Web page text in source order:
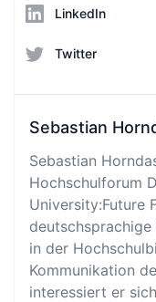
LinkedIn
Twitter
Sebastian
Sebastian
Hochschulforum
University:Future
in der
Kommunikation
interessiert er